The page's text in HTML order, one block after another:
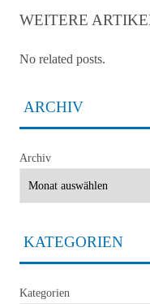
WEITERE
No related posts.
ARCHIV
Archiv
KATEGORIEN
Kategorien